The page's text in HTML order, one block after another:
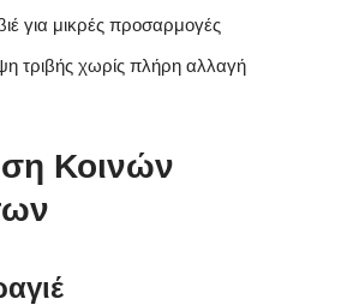
για μικρές προσαρμογές
τριβής χωρίς πλήρη αλλαγή
Κοινών